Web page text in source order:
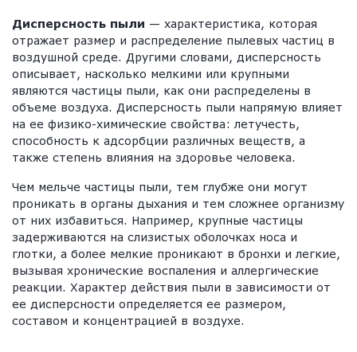
Дисперсность пыли — характеристика, которая
отражает размер и распределение пылевых частиц в
воздушной среде. Другими словами, дисперсность
описывает, насколько мелкими или крупными
являются частицы пыли, как они распределены в
объеме воздуха. Дисперсность пыли напрямую влияет
на ее физико-химические свойства: летучесть,
способность к адсорбции различных веществ, а
также степень влияния на здоровье человека.
Чем мельче частицы пыли, тем глубже они могут
проникать в органы дыхания и тем сложнее организму
от них избавиться. Например, крупные частицы
задерживаются на слизистых оболочках носа и
глотки, а более мелкие проникают в бронхи и легкие,
вызывая хронические воспаления и аллергические
реакции. Характер действия пыли в зависимости от
ее дисперсности определяется ее размером,
составом и концентрацией в воздухе.